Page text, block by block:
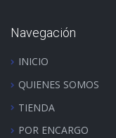
Navegación
INICIO
QUIENES SOMOS
TIENDA
POR ENCARGO